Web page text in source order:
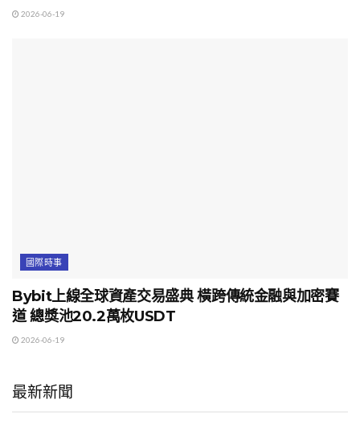
2026-06-19
國際時事
Bybit上線全球資產交易盛典 橫跨傳統金融與加密賽
道 總獎池20.2萬枚USDT
2026-06-19
最新新聞